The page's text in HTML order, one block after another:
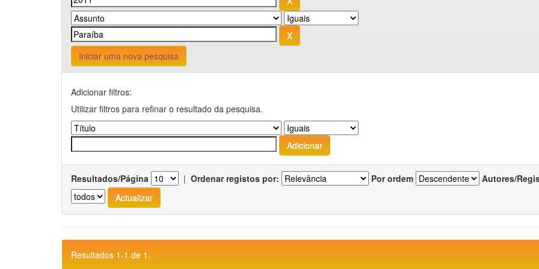
Iniciar uma nova pesquisa
Adicionar filtros:
Utilizar filtros para refinar o resultado da pesquisa.
Resultados/Página | Ordenar registos por: Por ordem Autores/
Resultados 1-1 de 1.